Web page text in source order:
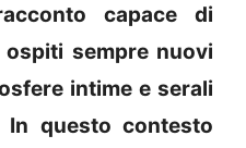
capace di
sempre nuovi
intime e serali
questo contesto